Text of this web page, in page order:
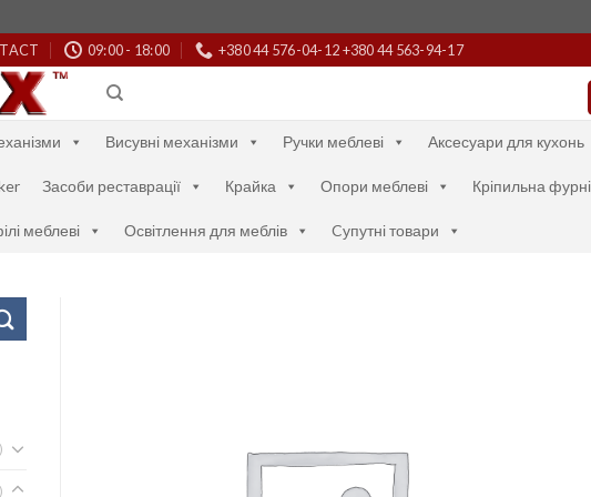
09:00 - 18:00 +380 44 576-04-12 +380 44 563-94-17
Висувні механізми Ручки меблеві Аксесуари для кухонь
Засоби реставрації Крайка Опори меблеві Кріпильна
меблеві Освітлення для меблів Cупутні товари